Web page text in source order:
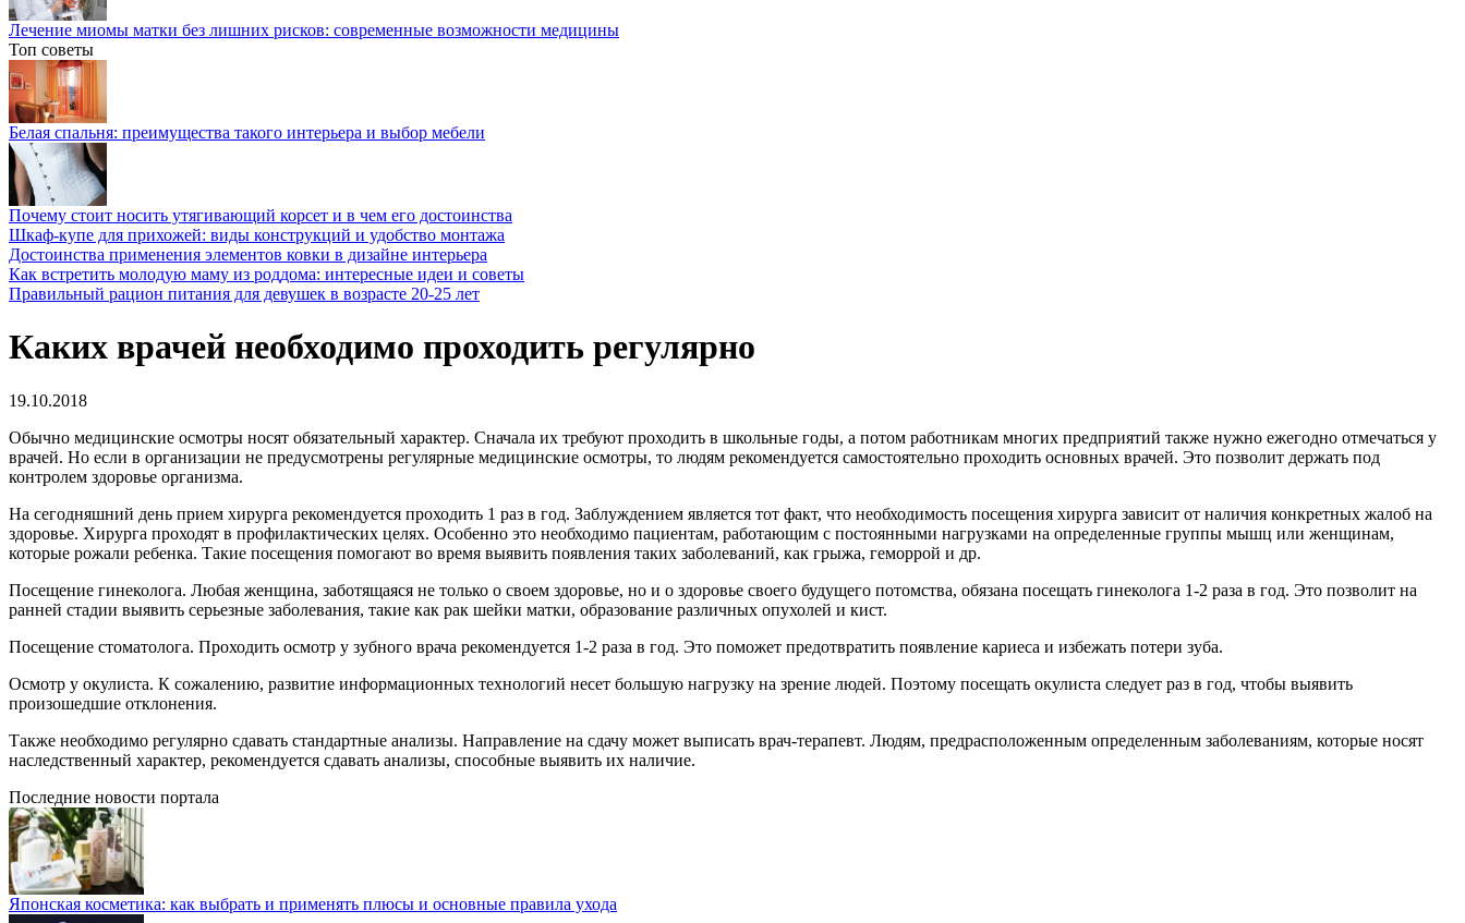
Лечение миомы матки без лишних рисков: современные возможности медицины
Топ советы
Белая спальня: преимущества такого интерьера и выбор мебели
Почему стоит носить утягивающий корсет и в чем его достоинства
Шкаф-купе для прихожей: виды конструкций и удобство монтажа
Достоинства применения элементов ковки в дизайне интерьера
Как встретить молодую маму из роддома: интересные идеи и советы
Правильный рацион питания для девушек в возрасте 20-25 лет
Каких врачей необходимо проходить регулярно
19.10.2018
Обычно медицинские осмотры носят обязательный характер. Сначала их требуют проходить в школьные годы, а потом работникам многих предприятий также нужно ежегодно отмечаться у
врачей. Но если в организации не предусмотрены регулярные медицинские осмотры, то людям рекомендуется самостоятельно проходить основных врачей. Это позволит держать под
контролем здоровье организма.
На сегодняшний день прием хирурга рекомендуется проходить 1 раз в год. Заблуждением является тот факт, что необходимость посещения хирурга зависит от наличия конкретных жалоб на
здоровье. Хирурга проходят в профилактических целях. Особенно это необходимо пациентам, работающим с постоянными нагрузками на определенные группы мышц или женщинам,
которые рожали ребенка. Такие посещения помогают во время выявить появления таких заболеваний, как грыжа, геморрой и др.
Посещение гинеколога. Любая женщина, заботящаяся не только о своем здоровье, но и о здоровье своего будущего потомства, обязана посещать гинеколога 1-2 раза в год. Это позволит на
ранней стадии выявить серьезные заболевания, такие как рак шейки матки, образование различных опухолей и кист.
Посещение стоматолога. Проходить осмотр у зубного врача рекомендуется 1-2 раза в год. Это поможет предотвратить появление кариеса и избежать потери зуба.
Осмотр у окулиста. К сожалению, развитие информационных технологий несет большую нагрузку на зрение людей. Поэтому посещать окулиста следует раз в год, чтобы выявить
произошедшие отклонения.
Также необходимо регулярно сдавать стандартные анализы. Направление на сдачу может выписать врач-терапевт. Людям, предрасположенным определенным заболеваниям, которые носят
наследственный характер, рекомендуется сдавать анализы, способные выявить их наличие.
Последние новости портала
Японская косметика: как выбрать и применять плюсы и основные правила ухода